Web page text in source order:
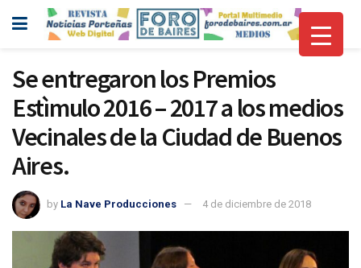
Se entregaron los Premios
Estìmulo 2016 – 2017 a los medios
Vecinales de la Ciudad de Buenos
Aires.
by La Nave Producciones 4 de diciembre de 2018